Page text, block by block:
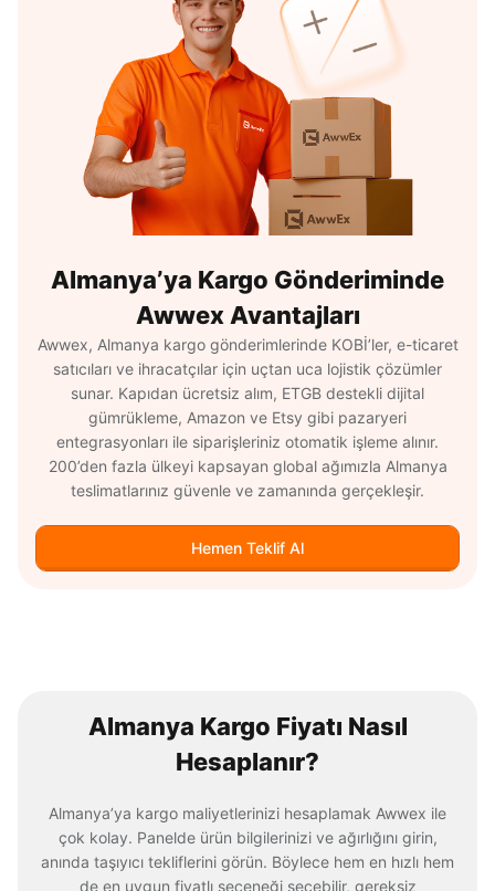
Almanya’ya Kargo Gönderiminde
Awwex Avantajları
Awwex, Almanya kargo gönderimlerinde KOBİ’ler, e-ticaret
satıcıları ve ihracatçılar için uçtan uca lojistik çözümler
sunar. Kapıdan ücretsiz alım, ETGB destekli dijital
gümrükleme, Amazon ve Etsy gibi pazaryeri
entegrasyonları ile siparişleriniz otomatik işleme alınır.
200’den fazla ülkeyi kapsayan global ağımızla Almanya
teslimatlarınız güvenle ve zamanında gerçekleşir.
Hemen Teklif Al
Almanya Kargo Fiyatı Nasıl
Hesaplanır?
Almanya’ya kargo maliyetlerinizi hesaplamak Awwex ile
çok kolay. Panelde ürün bilgilerinizi ve ağırlığını girin,
anında taşıyıcı tekliflerini görün. Böylece hem en hızlı hem
de en uygun fiyatlı seçeneği seçebilir, gereksiz